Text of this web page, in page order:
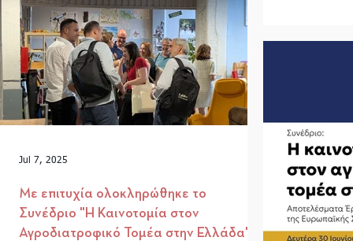
Με επιτυχία ολοκληρώθηκε το
Συνέδριο "Η Καινοτομία στον
Αγροδιατροφικό Τομέα στην Ελλάδα"
Jul 7, 2025